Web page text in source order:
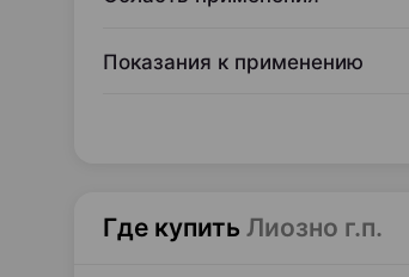
Показания к применению
Где купить Лиозно г.п.